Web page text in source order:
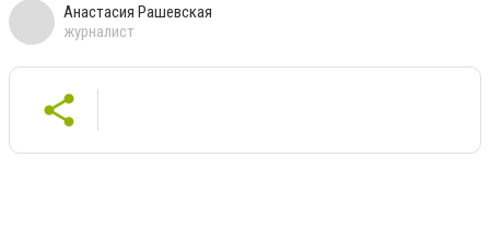
Анастасия Рашевская
журналист